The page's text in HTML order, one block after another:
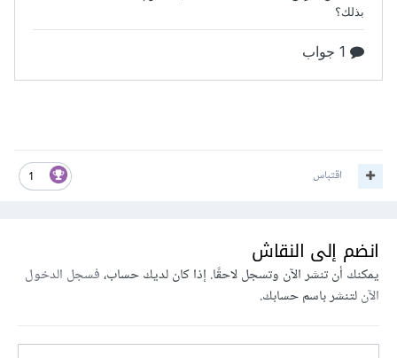
1 اقتباس
انضم إلى النقاش
يمكنك أن تنشر الآن وتسجل لاحقًا. إذا كان لديك حساب،فسجل الدخول
الآنلتنشر باسم حسابك.